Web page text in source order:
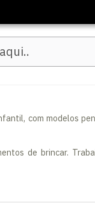
com modelos
de brincar.